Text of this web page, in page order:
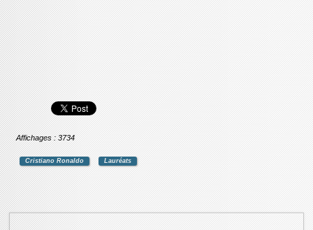
Affichages : 3734
Cristiano Ronaldo Lauréats